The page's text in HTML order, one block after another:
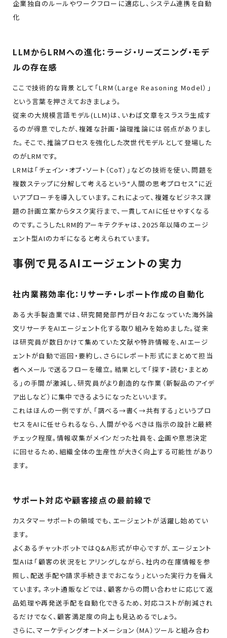
企業独自のルールやワークフローに適応し、システム連携を自動
化
LLMからLRMへの進化：ラージ・リーズニング・モデ
ルの存在感
ここで技術的な背景として「LRM（Large Reasoning Model）」
という言葉を押さえておきましょう。
従来の大規模言語モデル(LLM)は、いわば文章をスラスラ生成す
るのが得意でしたが、複雑な計画・論理推論には弱点がありまし
た。そこで、推論プロセスを強化した次世代モデルとして登場した
のがLRMです。
LRMは「チェイン・オブ・ソート（CoT）」などの技術を使い、問題を
複数ステップに分解して考えるという“人間の思考プロセス”に近
いアプローチを導入しています。これによって、複雑なビジネス課
題の計画立案からタスク実行まで、一貫してAIに任せやすくなる
のです。こうしたLRM的アーキテクチャは、2025年以降のエージ
ェント型AIのカギになると考えられています。
事例で見るAIエージェントの実力
社内業務効率化：リサーチ・レポート作成の自動化
ある大手製造業では、研究開発部門が日々おこなっていた海外論
文リサーチをAIエージェント化する取り組みを始めました。従来
は研究員が数日かけて集めていた文献や特許情報を、AIエージ
ェントが自動で巡回・要約し、さらにレポート形式にまとめて担当
者へメールで送るフローを確立。結果として「探す・読む・まとめ
る」の手間が激減し、研究員がより創造的な作業（新製品のアイデ
ア出しなど）に集中できるようになったといいます。
これはほんの一例ですが、「調べる→書く→共有する」というプロ
セスをAIに任せられるなら、人間がやるべきは指示の設計と最終
チェック程度。情報収集がメインだった社員を、企画や意思決定
に回せるため、組織全体の生産性が大きく向上する可能性があり
ます。
サポート対応や顧客接点の最前線で
カスタマーサポートの領域でも、エージェントが活躍し始めてい
ます。
よくあるチャットボットではQ&A形式が中心ですが、エージェント
型AIは「顧客の状況をヒアリングしながら、社内の在庫情報を参
照し、配送手配や請求手続きまでおこなう」といった実行力を備え
ています。ネット通販などでは、顧客からの問い合わせに応じて返
品処理や再発送手配を自動化できるため、対応コストが削減され
るだけでなく、顧客満足度の向上も見込めるでしょう。
さらに、マーケティングオートメーション（MA）ツールと組み合わ